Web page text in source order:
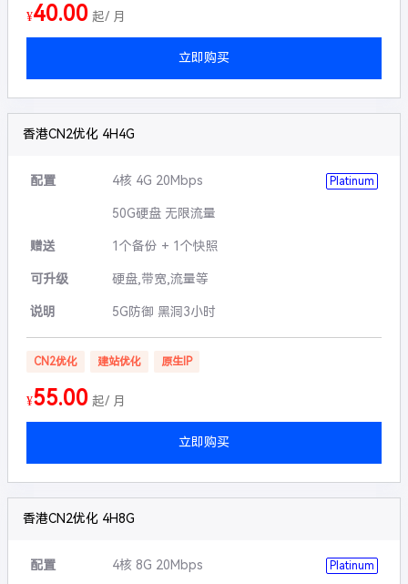
¥40.00 起/ 月
立即购买
香港CN2优化 4H4G
配置 4核 4G 20Mbps Platinum
50G硬盘 无限流量
赠送 1个备份 + 1个快照
可升级 硬盘,带宽,流量等
说明 5G防御 黑洞3小时
CN2优化 建站优化 原生IP
¥55.00 起/ 月
立即购买
香港CN2优化 4H8G
配置 4核 8G 20Mbps Platinum